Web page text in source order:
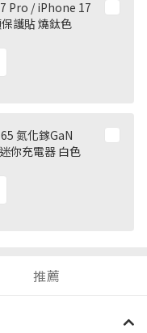
Pro / iPhone 17
護貼 燒鈦色
氮化鎵GaN
你充電器 白色
推薦